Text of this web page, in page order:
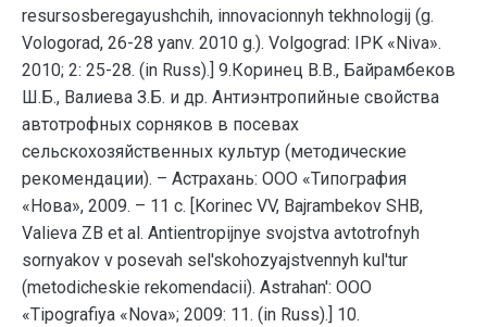
resursosberegayushchih, innovacionnyh tekhnologij (g.
Vologorad, 26-28 yanv. 2010 g.). Volgograd: IPK «Niva».
2010; 2: 25-28. (in Russ).] 9.Коринец В.В., Байрамбеков
Ш.Б., Валиева З.Б. и др. Антиэнтропийные свойства
автотрофных сорняков в посевах
сельскохозяйственных культур (методические
рекомендации). – Астрахань: ООО «Типография
«Нова», 2009. – 11 с. [Korinec VV, Bajrambekov SHB,
Valieva ZB et al. Antientropijnye svojstva avtotrofnyh
sornyakov v posevah sel'skohozyajstvennyh kul'tur
(metodicheskie rekomendacii). Astrahan': OOO
«Tipografiya «Nova»; 2009: 11. (in Russ).] 10.